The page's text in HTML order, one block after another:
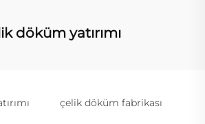
döküm yatırımı
çelik döküm fabrikası